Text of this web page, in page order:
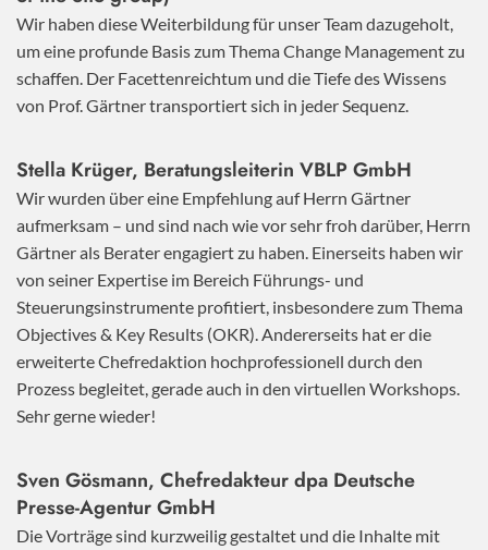
Wir haben diese Weiterbildung für unser Team dazugeholt,
um eine profunde Basis zum Thema Change Management zu
schaffen. Der Facettenreichtum und die Tiefe des Wissens
von Prof. Gärtner transportiert sich in jeder Sequenz.
Stella Krüger, Beratungsleiterin VBLP GmbH
Wir wurden über eine Empfehlung auf Herrn Gärtner
aufmerksam – und sind nach wie vor sehr froh darüber, Herrn
Gärtner als Berater engagiert zu haben. Einerseits haben wir
von seiner Expertise im Bereich Führungs- und
Steuerungsinstrumente profitiert, insbesondere zum Thema
Objectives & Key Results (OKR). Andererseits hat er die
erweiterte Chefredaktion hochprofessionell durch den
Prozess begleitet, gerade auch in den virtuellen Workshops.
Sehr gerne wieder!
Sven Gösmann, Chefredakteur dpa Deutsche
Presse-Agentur GmbH
Die Vorträge sind kurzweilig gestaltet und die Inhalte mit